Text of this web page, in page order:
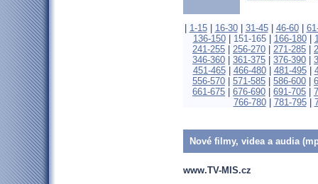
1-15| 16-30| 31-45| 46-60|
136-150| 151-165| 166-180|
241-255
256-270 271-285
346-360
361-375 376-390
451-465| 466-480| 481-495|
556-570
571-585 586-600
661-675
676-690 691-705
766-780| 781-795|
Nové filmy, videa a audia
www.TV-MIS.cz